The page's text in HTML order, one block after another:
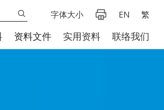
字体大小 EN 繁
资料文件 实用资料 联络我们